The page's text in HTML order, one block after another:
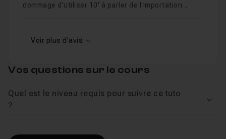
dommage d'utiliser 10' à parler de l'importation...
Voir plus d'avis
Vos questions sur le cours
Quel est le niveau requis pour suivre ce tuto
?